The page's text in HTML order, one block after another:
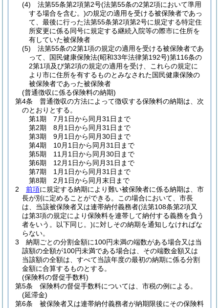
(4)
法第55条第2項第2号(法第55条の2第2項において準用
する場合を含む。)の規定の適用を受ける被保険者であっ
て、最後に行った法第55条第2項第2号に規定する特定住
所変更に係る同号に規定する継続入院等の際市に住所を
有していた被保険者
(5)
法第55条の2第1項の規定の適用を受ける被保険者であ
って、国民健康保険法(昭和33年法律第192号)第116条の
2第1項及び第2項の規定の適用を受け、これらの規定に
より市に住所を有するものとみなされた国民健康保険の
被保険者であった被保険者
(普通徴収に係る保険料の納期)
第4条
普通徴収の方法によって徴収する保険料の納期は、次
のとおりとする。
第1期 7月1日から同月31日まで
第2期 8月1日から同月31日まで
第3期 9月1日から同月30日まで
第4期 10月1日から同月31日まで
第5期 11月1日から同月30日まで
第6期 12月1日から同月31日まで
第7期 1月1日から同月31日まで
第8期 2月1日から同月末日まで
2
前項に規定する納期により難い被保険者に係る納期は、市
長が別に定めることができる。
この場合において、市長
は、当該被保険者又は連帯納付義務者(法第108条第2項又
は第3項の規定により保険料を連帯して納付する義務を負う
者をいう。以下同じ。)に対しその納期を通知しなければな
らない。
3
納期ごとの分割金額に100円未満の端数がある場合又は当
該額の全額が100円未満である場合は、その端数金額又は
当該額の全額は、すべて当該年度の最初の納期に係る分割
金額に合算するものとする。
(保険料の督促手数料)
第5条
保険料の督促手数料については、市税の例による。
(延滞金)
第6条
被保険者又は連帯納付義務者が納期限後にその保険料